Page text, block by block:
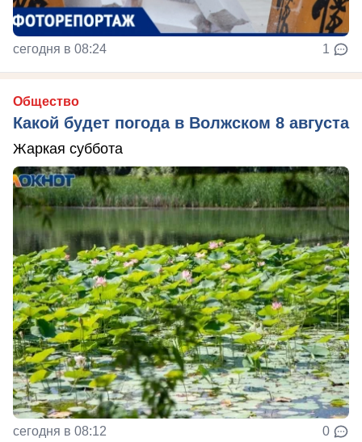
сегодня в 08:24 1
Общество
Какой будет погода в Волжском 8 августа
Жаркая суббота
сегодня в 08:12 0